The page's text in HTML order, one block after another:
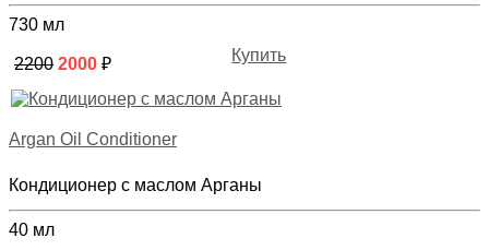
730 мл
2200 2000 ₽ Купить
Argan Oil Conditioner
Кондиционер с маслом Арганы
40 мл